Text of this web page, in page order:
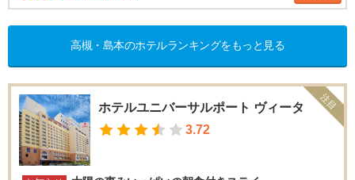
高槻・島本のホテルランキングをもっと見る
ホテルユニバーサルポート ヴィータ
3.72
注目